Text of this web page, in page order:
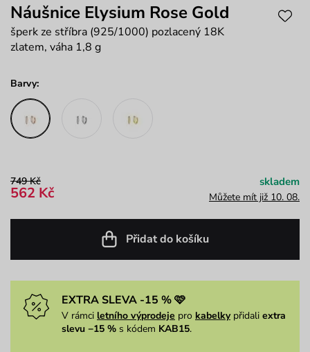
Náušnice Elysium Rose Gold
šperk ze stříbra (925/1000) pozlacený 18K
zlatem, váha 1,8 g
Barvy:
749 Kč
562 Kč
skladem
Můžete mít již 10. 08.
Přidat do košíku
EXTRA SLEVA -15 % 🩷
V rámci letního výprodeje pro kabelkypřidali extra
slevu −15 % s kódem KAB15.